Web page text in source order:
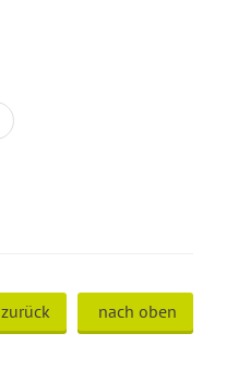
zurück nach oben